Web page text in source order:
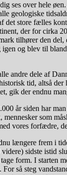
ses over hele
geologiske
det store fælles
der for cirka
tilhører den del,
igen og blev til
andre dele af
tid, altså der
gik der endnu
år siden har
som
vores forfædre,
længere frem i
sidste istid
form. I starten
For så steg